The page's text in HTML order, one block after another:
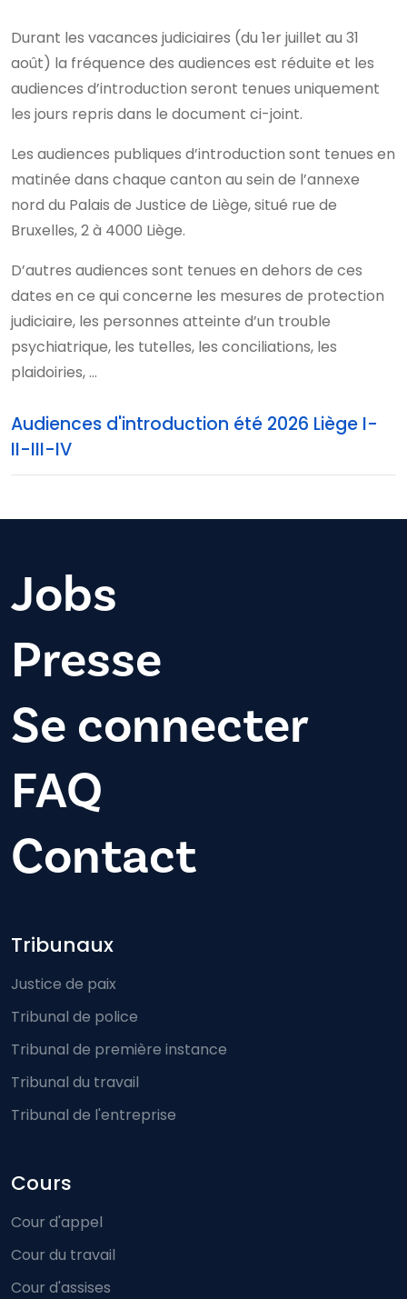
Durant les vacances judiciaires (du 1er juillet au 31
août) la fréquence des audiences est réduite et les
audiences d’introduction seront tenues uniquement
les jours repris dans le document ci-joint.
Les audiences publiques d’introduction sont tenues en
matinée dans chaque canton au sein de l’annexe
nord du Palais de Justice de Liège, situé rue de
Bruxelles, 2 à 4000 Liège.
D’autres audiences sont tenues en dehors de ces
dates en ce qui concerne les mesures de protection
judiciaire, les personnes atteinte d’un trouble
psychiatrique, les tutelles, les conciliations, les
plaidoiries, …
Audiences d'introduction été 2026 Liège I-
II-III-IV
Jobs
Presse
Se connecter
FAQ
Contact
Footer-menu
Tribunaux
Justice de paix
Tribunal de police
Tribunal de première instance
Tribunal du travail
Tribunal de l'entreprise
Cours
Cour d'appel
Cour du travail
Cour d'assises